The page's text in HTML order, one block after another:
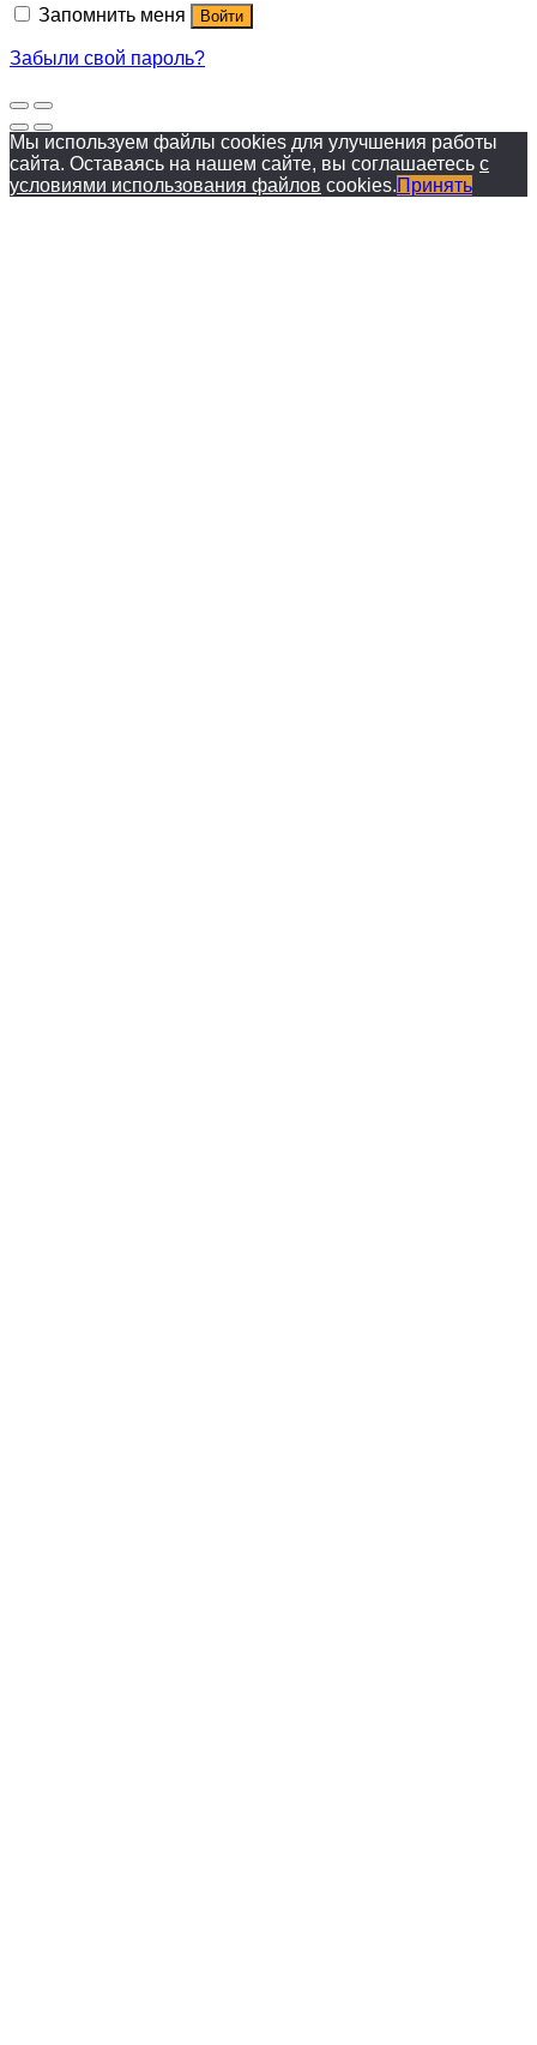
Запомнить меня Войти
Забыли свой пароль?
Мы используем файлы cookies для улучшения работы
сайта. Оставаясь на нашем сайте, вы соглашаетесь с
условиями использования файлов cookies.Принять